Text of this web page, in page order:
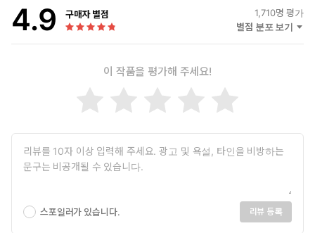
4.9 구매자 별점 1,710명 평가
별점 분포 보기
이 작품을 평가해 주세요!
스포일러가 있습니다. 리뷰 등록